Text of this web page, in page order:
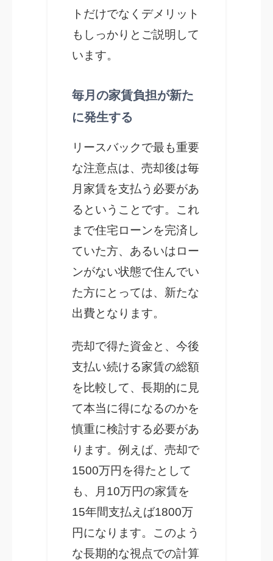
トだけでなくデメリット
もしっかりとご説明して
います。
毎月の家賃負担が新た
に発生する
リースバックで最も重要
な注意点は、売却後は毎
月家賃を支払う必要があ
るということです。これ
まで住宅ローンを完済し
ていた方、あるいはロー
ンがない状態で住んでい
た方にとっては、新たな
出費となります。
売却で得た資金と、今後
支払い続ける家賃の総額
を比較して、長期的に見
て本当に得になるのかを
慎重に検討する必要があ
ります。例えば、売却で
1500万円を得たとして
も、月10万円の家賃を
15年間支払えば1800万
円になります。このよう
な長期的な視点での計算